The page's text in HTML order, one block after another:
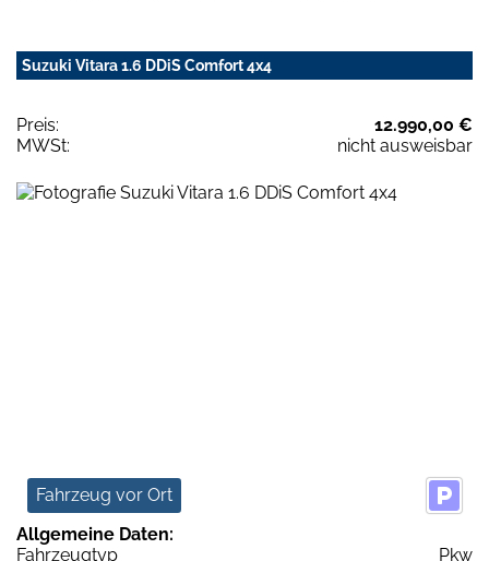
Suzuki Vitara 1.6 DDiS Comfort 4x4
Preis:
12.990,00 €
MWSt:
nicht ausweisbar
Fahrzeug vor Ort
Allgemeine Daten:
Fahrzeugtyp
Pkw